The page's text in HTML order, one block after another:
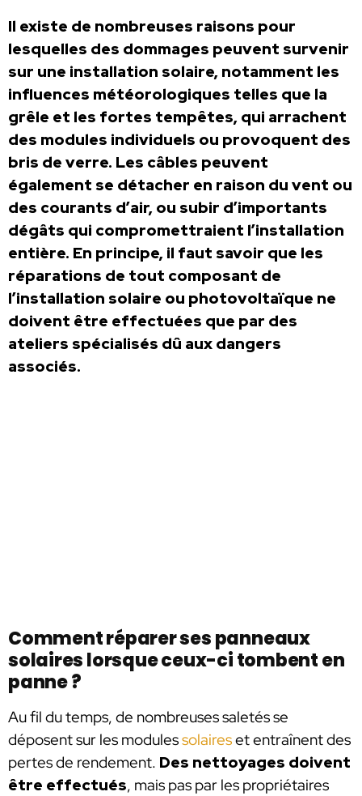
Il existe de nombreuses raisons pour
lesquelles des dommages peuvent survenir
sur une installation solaire, notamment les
influences météorologiques telles que la
grêle et les fortes tempêtes, qui arrachent
des modules individuels ou provoquent des
bris de verre. Les câbles peuvent
également se détacher en raison du vent ou
des courants d’air, ou subir d’importants
dégâts qui compromettraient l’installation
entière. En principe, il faut savoir que les
réparations de tout composant de
l’installation solaire ou photovoltaïque ne
doivent être effectuées que par des
ateliers spécialisés dû aux dangers
associés.
Comment réparer ses panneaux
solaires lorsque ceux-ci tombent en
panne ?
Au fil du temps, de nombreuses saletés se
déposent sur les modulessolaireset entraînent des
pertes de rendement. Des nettoyages doivent
être effectués, mais pas par les propriétaires